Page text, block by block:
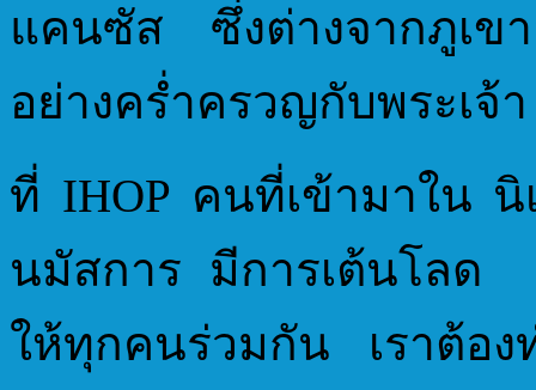
แคนซัส ซึ่งต่างจากภูเขา
อย่างคร่ำครวญกับพระเจ้า
ที่ IHOP คนที่เข้ามาใน
นมัสการ มีการเต้นโลด
ให้ทุกคนร่วมกัน เราต้อ